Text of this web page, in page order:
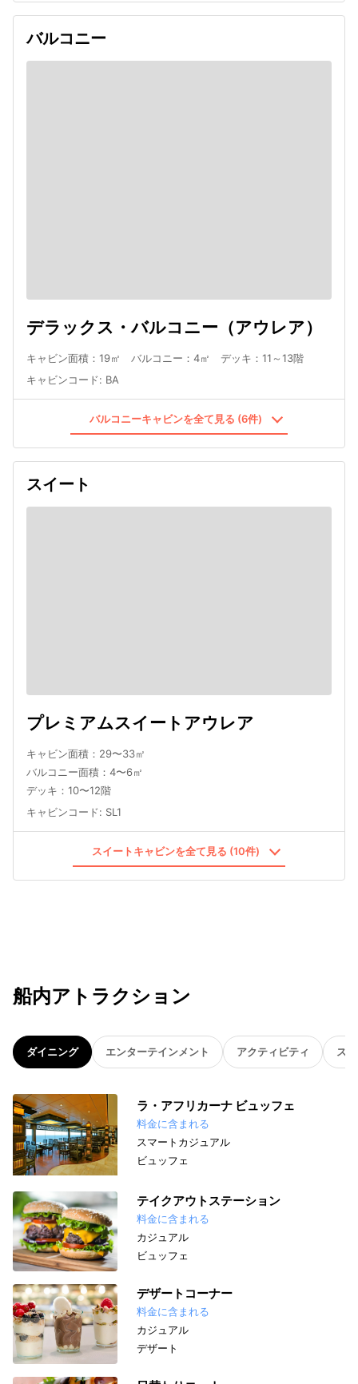
バルコニー
デラックス・バルコニー（アウレア）
キャビン面積：19㎡ バルコニー：4㎡ デッキ：11～13階
キャビンコード: BA
バルコニーキャビンを全て見る (6件)
スイート
プレミアムスイートアウレア
キャビン面積：29〜33㎡
バルコニー面積：4〜6㎡
デッキ：10〜12階
キャビンコード: SL1
スイートキャビンを全て見る (10件)
船内アトラクション
ダイニング エンターテインメント アクティビティ ス
ラ・アフリカーナ ビュッフェ
料金に含まれる
スマートカジュアル
ビュッフェ
テイクアウトステーション
料金に含まれる
カジュアル
ビュッフェ
デザートコーナー
料金に含まれる
カジュアル
デザート